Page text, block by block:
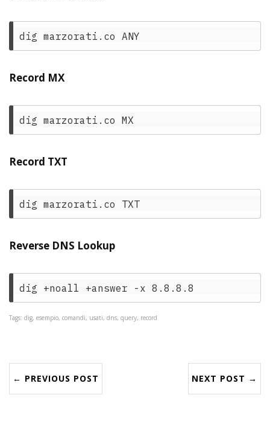
Record MX
Record TXT
dig marzorati.co TXT
Reverse DNS Lookup
Tags: dig, esempio, comandi, usati, dns, query, record
← PREVIOUS POST NEXT POST →